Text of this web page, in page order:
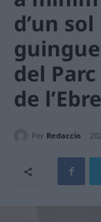
d’un
del
de l’Ebre
Per Redaccio